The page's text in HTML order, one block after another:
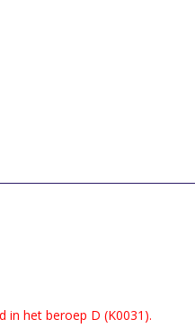
in het beroep D (K0031).